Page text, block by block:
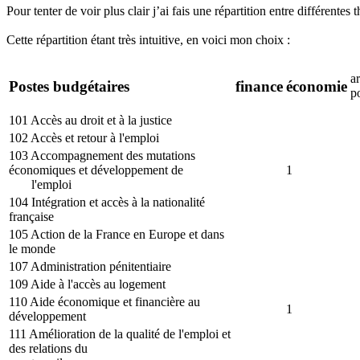
424 Financement des investissements stratégiques
231 Vie étudiante
172 Recherches scientifiques et technologiques pluridisciplinaires
425 Financement structurel des écosystèmes d'innovation
110 Aide économique et financière au développement
129 Coordination du travail gouvernemental
359 Présidence française du Conseil de l'Union européenne en 2022
198 Régimes sociaux et de retraite des transports terrestres
181 Prévention des risques
232 Vie politique, cultuelle et associative
841 France Télévisions
310 Conduite et pilotage de la politique de la justice
123 Conditions de vie outre-mer
219 Sport
193 Recherche spatiale
105 Action de la France en Europe et dans le monde
148 Fonction publique
Pour tenter de voir plus clair j’ai fais une répartition entre différentes
Cette répartition étant très intuitive, en voici mon choix :
Postes budgétaires financeéconomie
101 Accès au droit et à la justice
102 Accès et retour à l'emploi
103 Accompagnement des mutations
économiques et développement de
l'emploi
1
104 Intégration et accès à la nationalité
française
105 Action de la France en Europe et dans
le monde
107 Administration pénitentiaire
109 Aide à l'accès au logement
110 Aide économique et financière au
développement
1
111 Amélioration de la qualité de l'emploi et
des relations du